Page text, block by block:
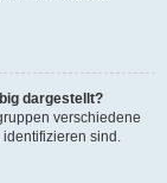
dargestellt?
verschiedene
identifizieren sind.